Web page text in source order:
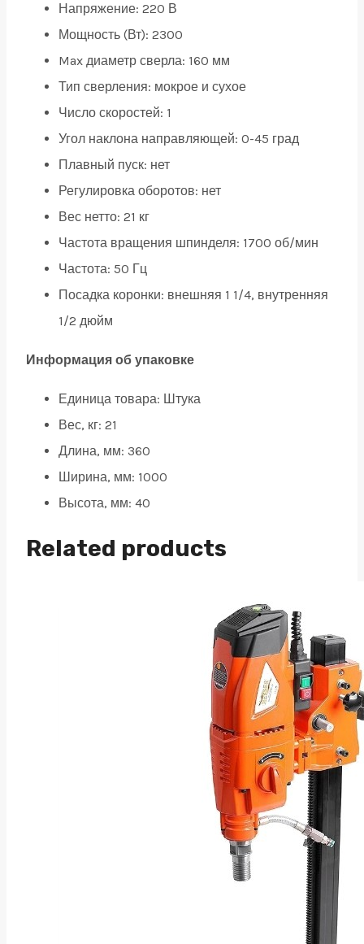
Напряжение: 220 В
Мощность (Вт): 2300
Max диаметр сверла: 160 мм
Тип сверления: мокрое и сухое
Число скоростей: 1
Угол наклона направляющей: 0-45 град
Плавный пуск: нет
Регулировка оборотов: нет
Вес нетто: 21 кг
Частота вращения шпинделя: 1700 об/мин
Частота: 50 Гц
Посадка коронки: внешняя 1 1/4, внутренняя
1/2 дюйм
Информация об упаковке
Единица товара: Штука
Вес, кг: 21
Длина, мм: 360
Ширина, мм: 1000
Высота, мм: 40
Related products